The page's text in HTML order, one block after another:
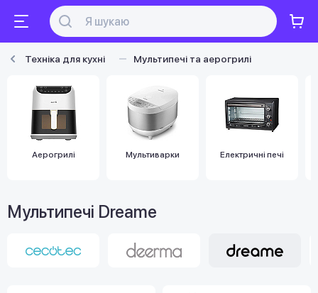
Техніка для кухні Мультипечі та аерогрилі
Аерогрилі Мультиварки
Електричні печі
Мультипечі Dreame